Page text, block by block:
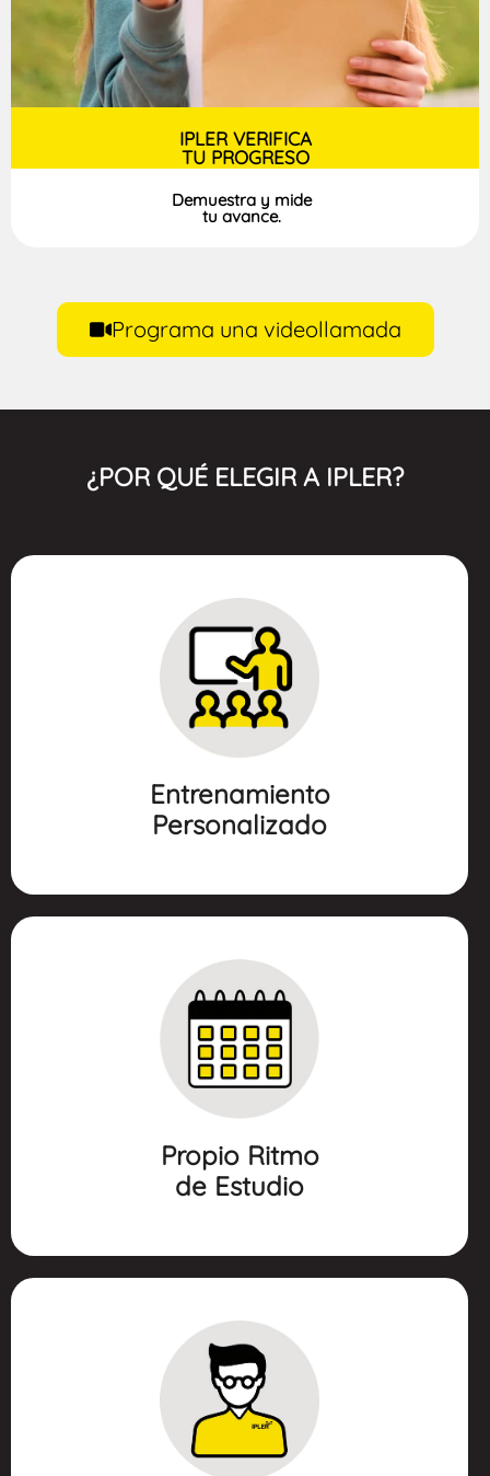
IPLER VERIFICA
TU PROGRESO
Demuestra y mide
tu avance.
Programa una videollamada
¿POR QUÉ ELEGIR A IPLER?
Entrenamiento
Personalizado
ENTRENAMIENTO
PERSONALIZADO
- Objetivos planteados según tus necesidades.
- Entrenamientos presenciales en grupos pequeños.
Propio Ritmo
de Estudio
PROPIO RITMO
DE ESTUDIO
- Cursos a tu ritmo de aprendizaje.
- Amplia disponibilidad de horarios.
- Puedes iniciar cualquier día hábil del año. -
Horarios flexibles: Lunes a viernes de 6:00 a. m. a
8:00 p. m. Sábados de 8:00 a. m. a 1:00 p. m.
PROFESORES CERTIFICADOS
EN MÉTODO IPLER
- Profesionales rigurosamente seleccionados.
- Profesionales egresados de reconocidas